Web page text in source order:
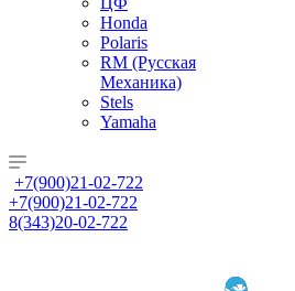
Honda
Polaris
RM (Русская
Механика)
Stels
Yamaha
+7(900)21-02-722
+7(900)21-02-722
8(343)20-02-722